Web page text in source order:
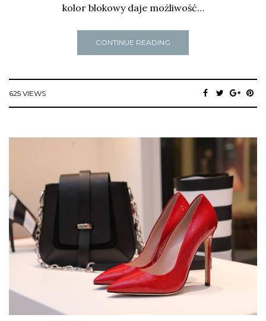
kolor blokowy daje możliwość…
CONTINUE READING
625 VIEWS